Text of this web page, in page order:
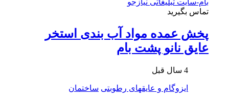
تماس بگیرید
پخش عمده مواد آب بندی استخر
عایق نانو پشت بام
4 سال قبل
ایزوگام و عایقهای رطوبتی ساختمان